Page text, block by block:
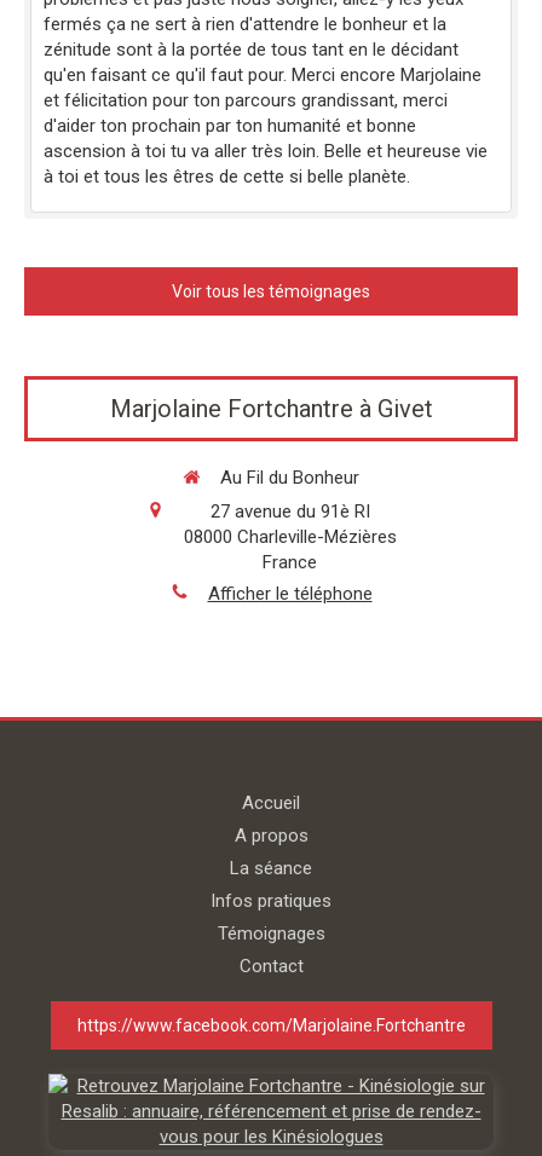
fermés ça ne sert à rien d'attendre le bonheur et la
zénitude sont à la portée de tous tant en le décidant
qu'en faisant ce qu'il faut pour. Merci encore Marjolaine
et félicitation pour ton parcours grandissant, merci
d'aider ton prochain par ton humanité et bonne
ascension à toi tu va aller très loin. Belle et heureuse vie
à toi et tous les êtres de cette si belle planète.
Voir tous les témoignages
Marjolaine Fortchantre à Givet
Au Fil du Bonheur
27 avenue du 91è RI
08000 Charleville-Mézières
France
Afficher le téléphone
Accueil
A propos
La séance
Infos pratiques
Témoignages
Contact
https://www.facebook.com/Marjolaine.Fortchantre